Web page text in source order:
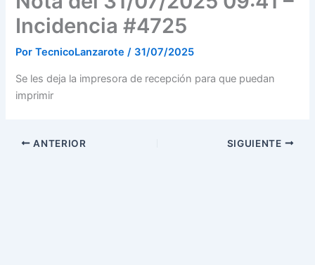
Incidencia #4725
PorTecnicoLanzarote/ 31/07/2025
Se les deja la impresora de recepción para que puedan
imprimir
ANTERIOR SIGUIENTE